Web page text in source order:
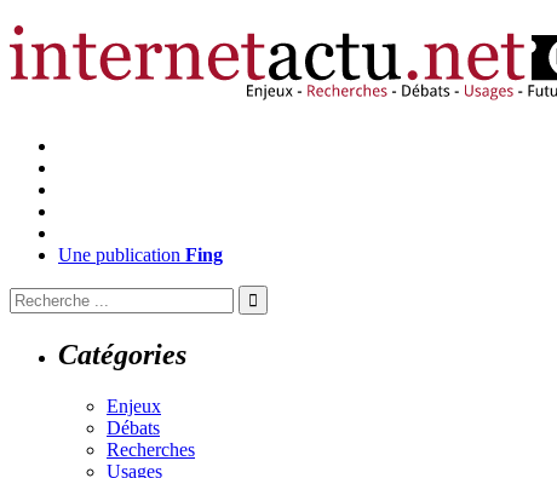
Une publication Fing
Catégories
Enjeux
Débats
Recherches
Usages